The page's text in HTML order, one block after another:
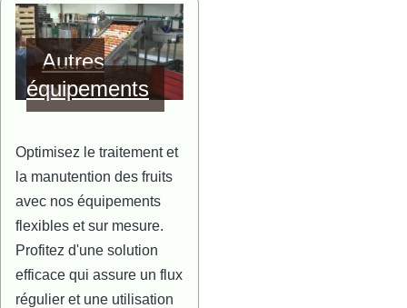
Image
Autres
équipements
Optimisez le traitement et
la manutention des fruits
avec nos équipements
flexibles et sur mesure.
Profitez d'une solution
efficace qui assure un flux
régulier et une utilisation